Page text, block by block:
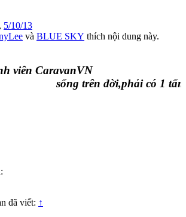
, 5/10/13
và BLUE SKY thích nội dung này.
viên CaravanVN
sống trên đời,phải có 1
đã viết: ↑